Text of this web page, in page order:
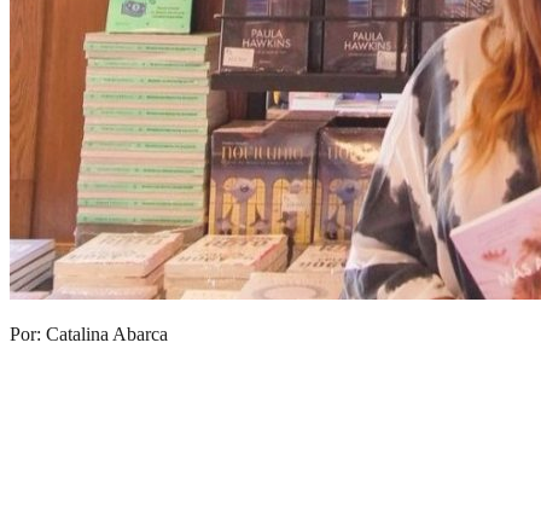
Por: Catalina Abarca